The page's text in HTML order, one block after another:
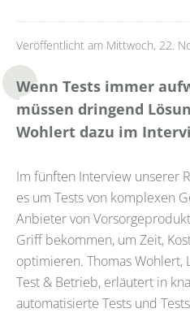
Veröffentlicht am Mittwoch, 22.
Wenn Tests immer
müssen dringend
Wohlert dazu im
Im fünften Interview unserer
es um Tests von komplexen
Anbieter von
Griff bekommen, um Zeit,
optimieren. Thomas Wohlert,
Test & Betrieb, erläutert in
automatisierte Tests und